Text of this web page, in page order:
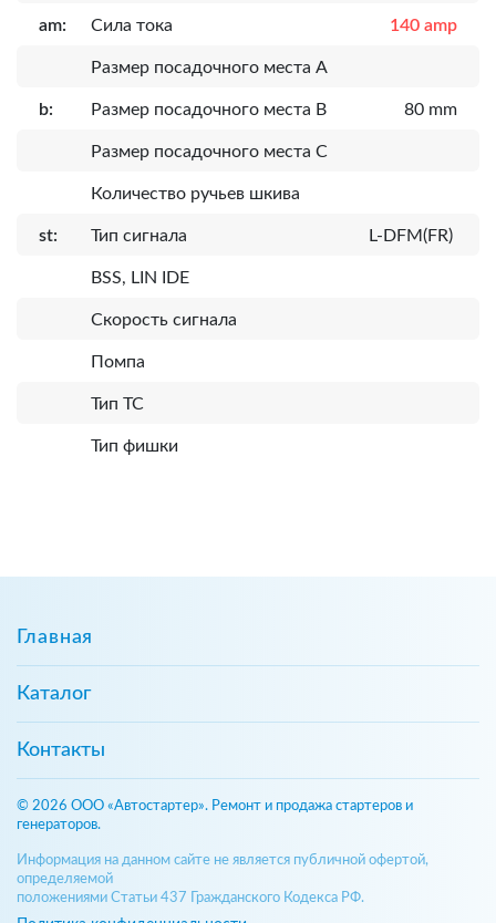
am: Сила тока 140 amp
Размер посадочного места A
b: Размер посадочного места B 80 mm
Размер посадочного места C
Количество ручьев шкива
st: Тип сигнала L-DFM(FR)
BSS, LIN IDE
Скорость сигнала
Помпа
Тип ТС
Тип фишки
Главная
Каталог
Контакты
© 2026 ООО «Автостартер». Ремонт и продажа стартеров и
генераторов.
Информация на данном сайте не является публичной офертой,
определяемой
положениями Статьи 437 Гражданского Кодекса РФ.